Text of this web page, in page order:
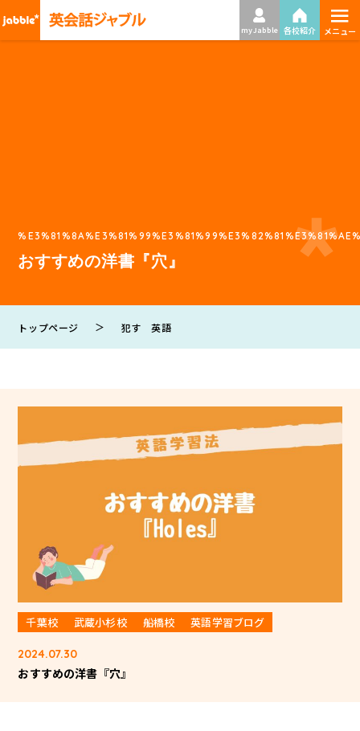
my Jabble 各校紹介 ≡
メニュー
おすすめの洋書『穴』
トップページ ＞ 犯す 英語
千葉校 武蔵小杉校 船橋校 英語学習ブログ
2024.07.30
おすすめの洋書『穴』